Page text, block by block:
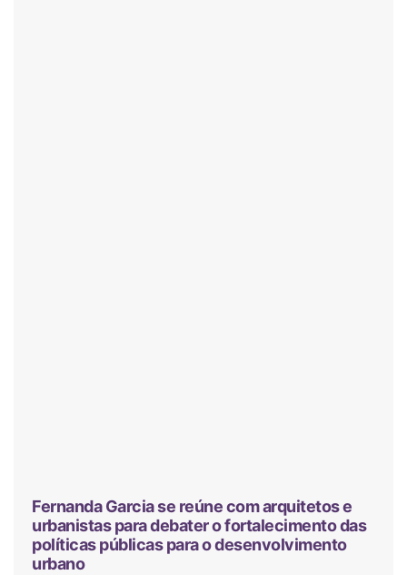
Fernanda Garcia se reúne com arquitetos e
urbanistas para debater o fortalecimento das
políticas públicas para o desenvolvimento
urbano